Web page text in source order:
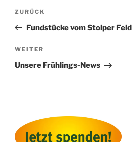
Beitragsnavigation
Vorheriger
Beitrag
ZURÜCK
Fundstücke vom Stolper Feld
Nächster
Beitrag
WEITER
Unsere Frühlings-News